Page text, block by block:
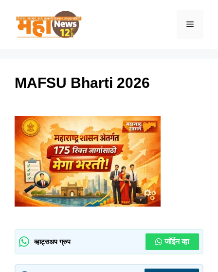
Menu
MAFSU Bharti 2026
व्हाट्सअप ग्रुप जॉईन व्हा